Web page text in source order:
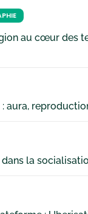
au cœur des
aura,
la